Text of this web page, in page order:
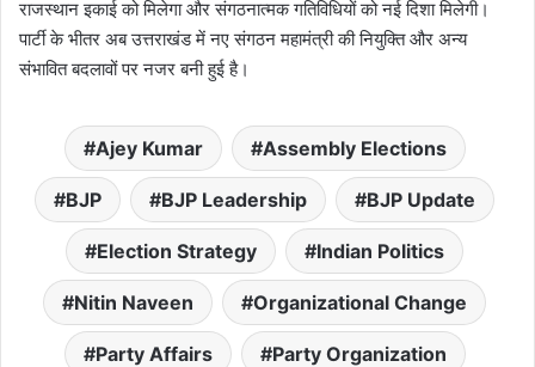
राजस्थान इकाई को मिलेगा और संगठनात्मक गतिविधियों को नई दिशा मिलेगी।
पार्टी के भीतर अब उत्तराखंड में नए संगठन महामंत्री की नियुक्ति और अन्य
संभावित बदलावों पर नजर बनी हुई है।
Ajey Kumar Assembly Elections
BJP BJP Leadership BJP Update
Election Strategy Indian Politics
Nitin Naveen Organizational Change
Party Affairs Party Organization